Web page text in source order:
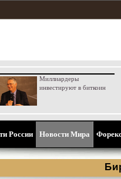
Миллиардеры
инвестируют в биткоин
России Новости Мира